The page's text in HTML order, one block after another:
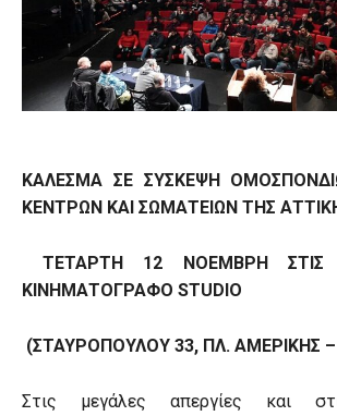
ΚΑΛΕΣΜΑ ΣΕ ΣΥΣΚΕΨΗ
ΚΕΝΤΡΩΝ ΚΑΙ ΣΩΜΑΤΕΙΩΝ ΤΗΣ
ΤΕΤΑΡΤΗ 12 ΝΟΕΜΒΡΗ ΣΤΙΣ
ΚΙΝΗΜΑΤΟΓΡΑΦΟ STUDIO
(ΣΤΑΥΡΟΠΟΥΛΟΥ 33, ΠΛ. ΑΜΕΡΙΚΗΣ
Στις μεγάλες απεργίες και